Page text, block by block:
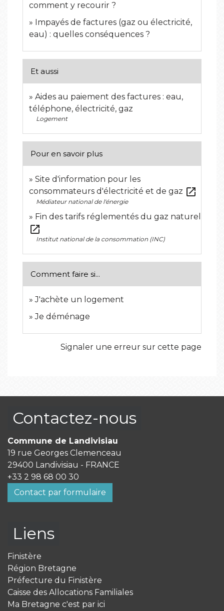
comment y recourir ?
Impayés de factures (gaz ou électricité,
eau) : quelles conséquences ?
Et aussi
Aides au paiement des factures : eau,
téléphone, électricité, gaz
Logement
Pour en savoir plus
Site d'information pour les
consommateurs d'électricité et de gaz open_in_new
Médiateur national de l'énergie
Fin des tarifs réglementés du gaz naturel
open_in_new
Institut national de la consommation (INC)
Comment faire si...
J'achète un logement
Je déménage
Signaler une erreur sur cette page
Contactez-nous
Commune de Landivisiau
19 rue Georges Clemenceau
29400 Landivisiau - FRANCE
+33 2 98 68 00 30
Contact par formulaire
Liens
Finistère
Région Bretagne
Préfecture du Finistère
Caisse des Allocations Familiales
Ma Bretagne c'est par ici